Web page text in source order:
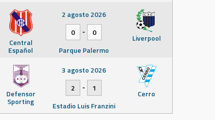
Central
Español
Liverpool
2 agosto 2026
0
-
0
Parque Palermo
Defensor
Sporting
Cerro
3 agosto 2026
2
-
1
Estadio Luis Franzini